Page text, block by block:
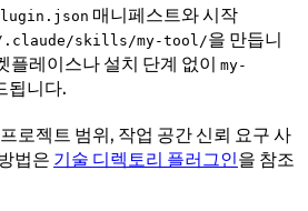
매니페스트와 시작
.claude/skills/my-tool/을 만듭니
플레이스나 설치 단계 없이 my-
됩니다.
로젝트 범위, 작업 공간 신뢰 요구 사
법은 기술 디렉토리 플러그인을 참조